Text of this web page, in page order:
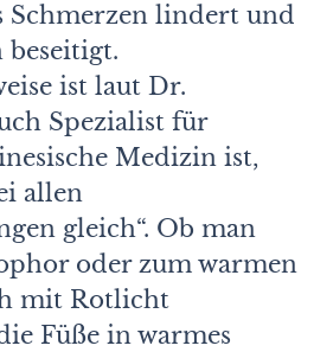
Schmerzen lindert und
beseitigt.
ist laut Dr.
Spezialist für
Medizin ist,
allen
gleich“. Ob man
oder zum warmen
mit Rotlicht
Füße in warmes